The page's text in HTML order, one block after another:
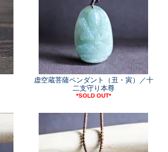
虚空蔵菩薩ペンダント（丑・寅）／十
二支守り本尊
*SOLD OUT*